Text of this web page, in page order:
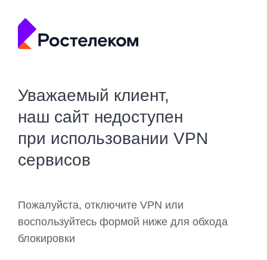
Уважаемый клиент,
наш сайт недоступен
при использовании VPN
сервисов
Пожалуйста, отключите VPN или
воспользуйтесь формой ниже для обхода
блокировки